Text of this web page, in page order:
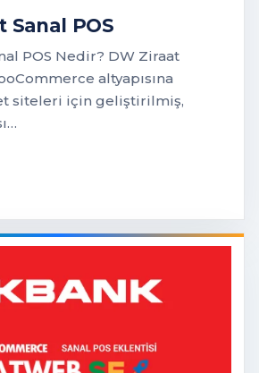
Sanal POS
POS Nedir? DW Ziraat
altyapısına
siteleri için geliştirilmiş,